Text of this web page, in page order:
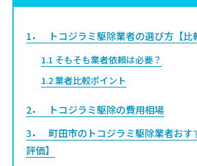
1 トコジラミ駆除業者の選び方【比
1.1 そもそも業者依頼は必要？
1.2業者比較ポイント
2
トコジラミ駆除の費用相場
3
町田市のトコジラミ駆除業者おす
評価】